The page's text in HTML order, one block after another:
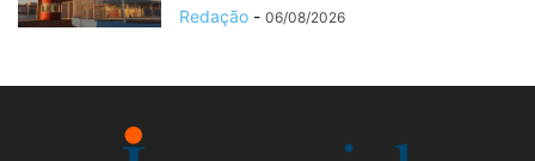
Redação - 06/08/2026